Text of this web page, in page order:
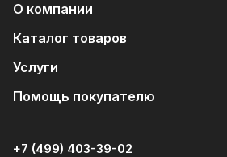
О компании
Каталог товаров
Услуги
Помощь покупателю
+7 (499) 403-39-02